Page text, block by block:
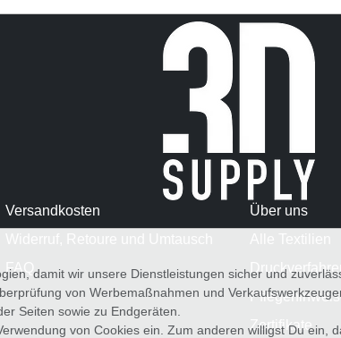
Versandkosten
FAQ
Über uns
Zertifikate
damit wir unsere Dienstleistungen sicher und
von Werbemaßnahmen und
Seiten sowie zu Endgeräten.
von Cookies ein. Zum anderen willigst Du